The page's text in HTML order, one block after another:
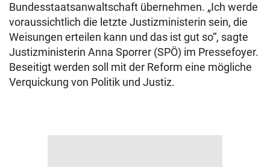
Bundesstaatsanwaltschaft übernehmen. „Ich werde
voraussichtlich die letzte Justizministerin sein, die
Weisungen erteilen kann und das ist gut so“, sagte
Justizministerin Anna Sporrer (SPÖ) im Pressefoyer.
Beseitigt werden soll mit der Reform eine mögliche
Verquickung von Politik und Justiz.